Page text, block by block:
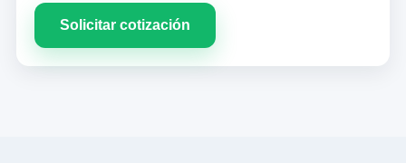
Solicitar cotización